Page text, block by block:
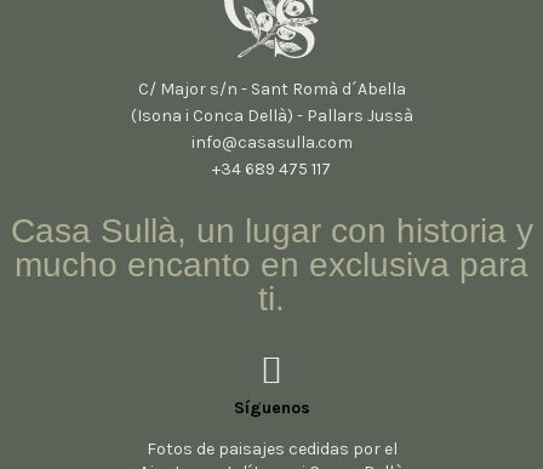
C/ Major s/n - Sant Romà d´Abella
(Isona i Conca Dellà) - Pallars Jussà
info@casasulla.com
+34 689 475 117
Casa Sullà, un lugar con historia y
mucho encanto en exclusiva para
ti.
Síguenos
Fotos de paisajes cedidas por el